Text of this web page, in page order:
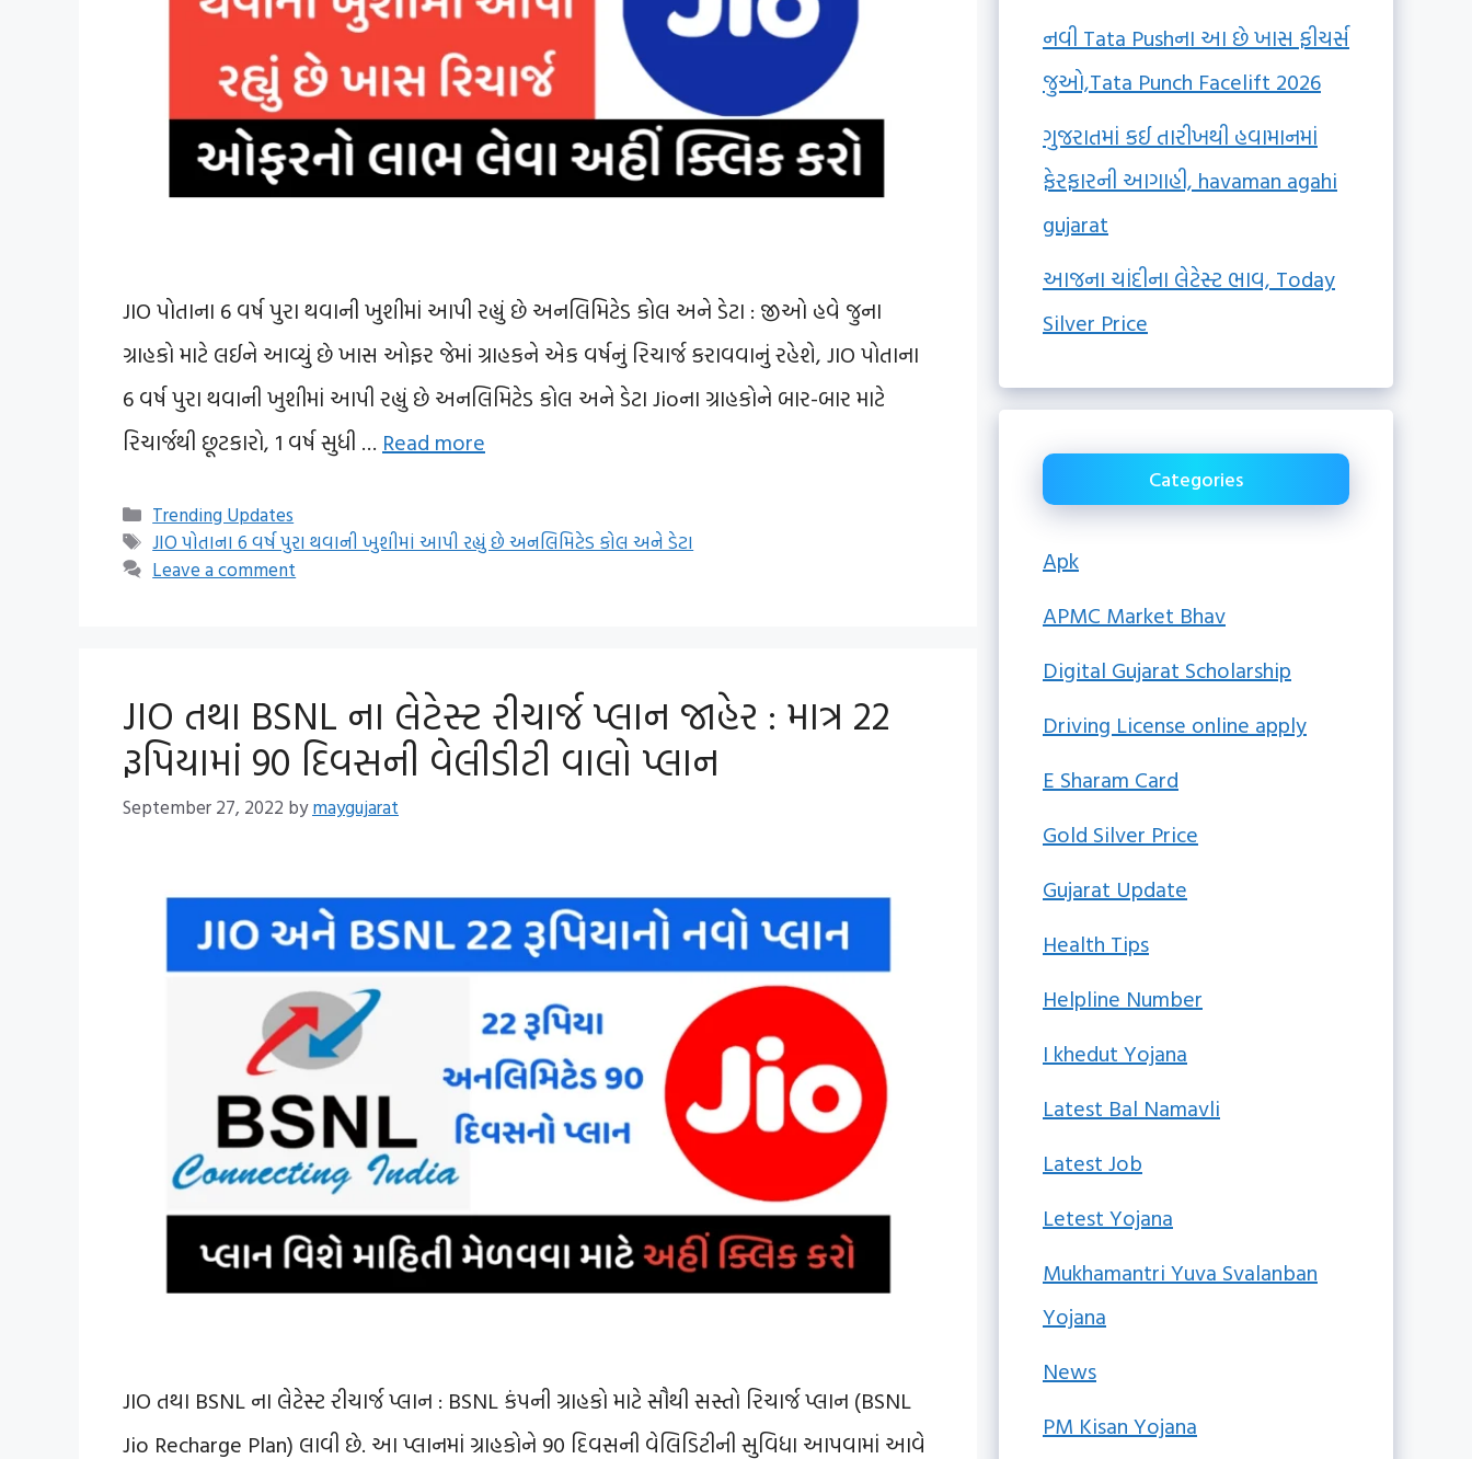
JIO પોતાના 6 વર્ષ પુરા થવાની ખુશીમાં આપી રહ્યું છે અનલિમિટેડ કોલ અને ડેટા : જીઓ હવે જુના
ગ્રાહકો માટે લઈને આવ્યું છે ખાસ ઓફર જેમાં ગ્રાહકને એક વર્ષનું રિચાર્જ કરાવવાનું રહેશે, JIO પોતાના
6 વર્ષ પુરા થવાની ખુશીમાં આપી રહ્યું છે અનલિમિટેડ કોલ અને ડેટા Jioના ગ્રાહકોને બાર-બાર માટે
રિચાર્જથી છૂટકારો, 1 વર્ષ સુધી … Read more
Categories
Trending Updates
Tags
JIO પોતાના 6 વર્ષ પુરા થવાની ખુશીમાં આપી રહ્યું છે અનલિમિટેડ કોલ અને ડેટા
Leave a comment
JIO તથા BSNL ના લેટેસ્ટ રીચાર્જ પ્લાન જાહેર : માત્ર 22
રૂપિયામાં 90 દિવસની વેલીડીટી વાલો પ્લાન
September 27, 2022 bymaygujarat
JIO તથા BSNL ના લેટેસ્ટ રીચાર્જ પ્લાન : BSNL કંપની ગ્રાહકો માટે સૌથી સસ્તો રિચાર્જ પ્લાન (BSNL
Jio Recharge Plan) લાવી છે. આ પ્લાનમાં ગ્રાહકોને 90 દિવસની વેલિડિટીની સુવિધા આપવામાં આવે
નવી Tata Pushના આ છે ખાસ ફીચર્સ
જુઓ,Tata Punch Facelift 2026
ગુજરાતમાં કઈ તારીખથી હવામાનમાં
ફેરફારની આગાહી, havaman agahi
gujarat
આજના ચાંદીના લેટેસ્ટ ભાવ, Today
Silver Price
Categories
Apk
APMC Market Bhav
Digital Gujarat Scholarship
Driving License online apply
E Sharam Card
Gold Silver Price
Gujarat Update
Health Tips
Helpline Number
I khedut Yojana
Latest Bal Namavli
Latest Job
Letest Yojana
Mukhamantri Yuva Svalanban
Yojana
News
PM Kisan Yojana